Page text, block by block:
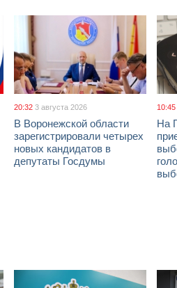
20:32 3 августа 2026
В Воронежской области
зарегистрировали четырех
новых кандидатов в
депутаты Госдумы
10:45
На